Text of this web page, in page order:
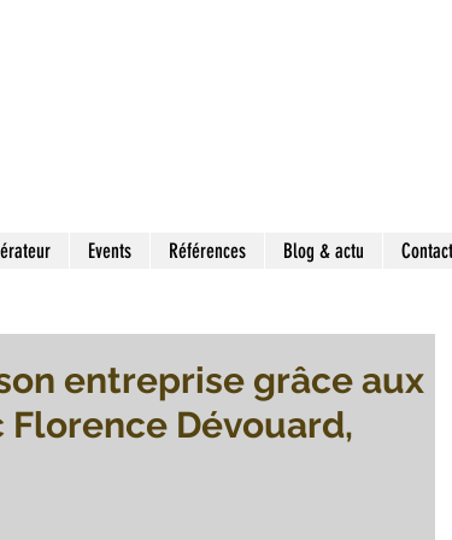
Events Références Blog & actu Contact
entreprise grâce aux
Dévouard,